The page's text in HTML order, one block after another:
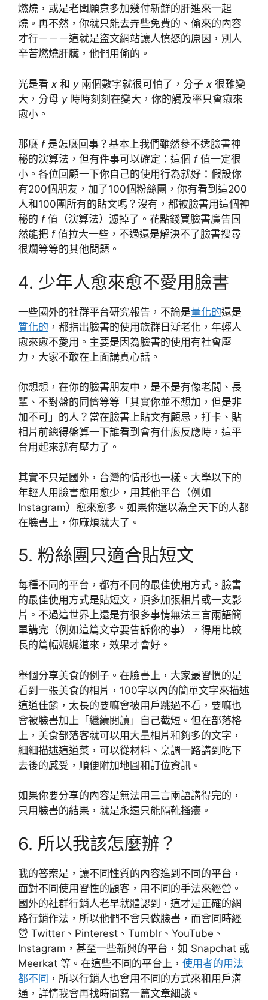
燃燒，或是老闆願意多加幾付新鮮的肝進來一起
燒。再不然，你就只能去弄些免費的、偷來的內容
才行－－－這就是盜文網站讓人憤怒的原因，別人
辛苦燃燒肝臟，他們用偷的。
光是看 x 和 y兩個數字就很可怕了，分子 x 很難變
大，分母 y時時刻刻在變大，你的觸及率只會愈來
愈小。
那麼 f是怎麼回事？基本上我們雖然參不透臉書神
秘的演算法，但有件事可以確定：這個 f值一定很
小。各位回顧一下你自己的使用行為就好：假設你
有200個朋友，加了100個粉絲團，你有看到這200
人和100團所有的貼文嗎？沒有，都被臉書用這個神
秘的 f值（演算法）濾掉了。花點錢買臉書廣告固
然能把 f值拉大一些，不過還是解決不了臉書搜尋
很爛等等的其他問題。
4. 少年人愈來愈不愛用臉書
一些國外的社群平台研究報告，不論是量化的還是
質化的 ，都指出臉書的使用族群日漸老化，年輕人
愈來愈不愛用。主要是因為臉書的使用有社會壓
力，大家不敢在上面講真心話。
你想想，在你的臉書朋友中，是不是有像老闆、長
輩、不對盤的同儕等等「其實你並不想加，但是非
加不可」的人？當在臉書上貼文有顧忌，打卡、貼
相片前總得盤算一下誰看到會有什麼反應時，這平
台用起來就有壓力了。
其實不只是國外，台灣的情形也一樣。大學以下的
年輕人用臉書愈用愈少，用其他平台（例如
Instagram）愈來愈多。如果你還以為全天下的人都
在臉書上，你麻煩就大了。
5. 粉絲團只適合貼短文
每種不同的平台，都有不同的最佳使用方式。臉書
的最佳使用方式是貼短文，頂多加張相片或一支影
片。不過這世界上還是有很多事情無法三言兩語簡
單講完（例如這篇文章要告訴你的事），得用比較
長的篇幅娓娓道來，效果才會好。
舉個分享美食的例子。在臉書上，大家最習慣的是
看到一張美食的相片，100字以內的簡單文字來描述
這道佳餚，太長的要嘛會被用戶跳過不看，要嘛也
會被臉書加上「繼續閱讀」自己截短。但在部落格
上，美食部落客就可以用大量相片和夠多的文字，
細細描述這道菜，可以從材料、烹調一路講到吃下
去後的感受，順便附加地圖和訂位資訊。
如果你要分享的內容是無法用三言兩語講得完的，
只用臉書的結果，就是永遠只能隔靴搔癢。
6. 所以我該怎麼辦？
我的答案是，讓不同性質的內容進到不同的平台，
面對不同使用習性的顧客，用不同的手法來經營。
國外的社群行銷人老早就體認到，這才是正確的網
路行銷作法，所以他們不會只做臉書，而會同時經
營 Twitter、Pinterest、Tumblr、YouTube、
Instagram，甚至一些新興的平台，如 Snapchat 或
Meerkat 等。在這些不同的平台上， 使用者的用法
都不同 ，所以行銷人也會用不同的方式來和用戶溝
通，詳情我會再找時間寫一篇文章細談。